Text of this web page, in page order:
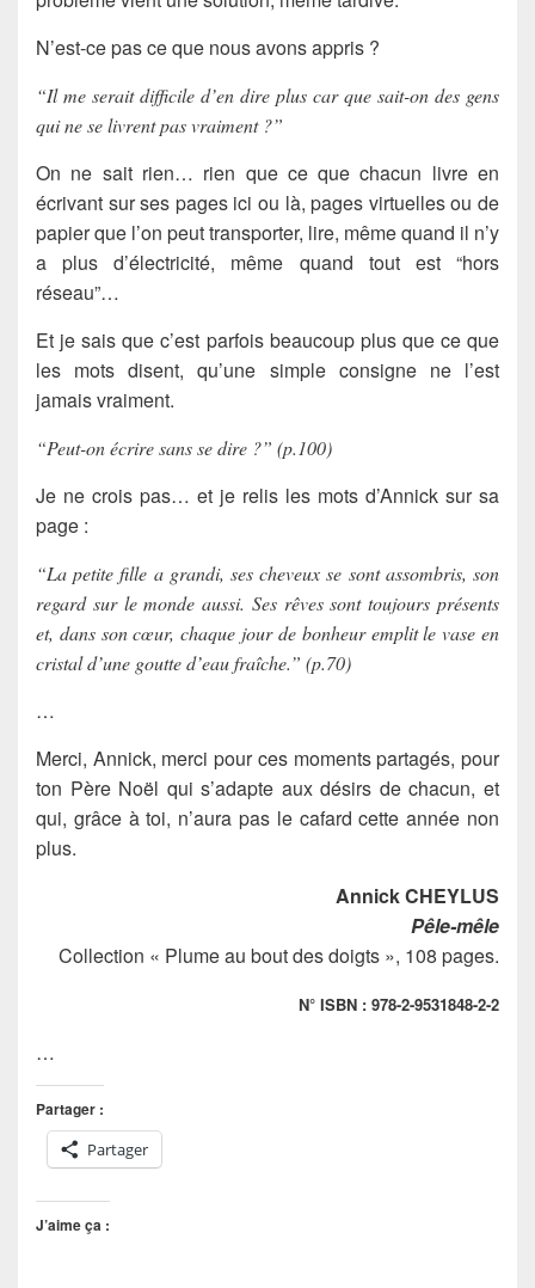
N’est-ce pas ce que nous avons appris ?
“Il me serait difficile d’en dire plus car que sait-on des gens
qui ne se livrent pas vraiment ?”
On ne sait rien… rien que ce que chacun livre en
écrivant sur ses pages ici ou là, pages virtuelles ou de
papier que l’on peut transporter, lire, même quand il n’y
a plus d’électricité, même quand tout est “hors
réseau”…
Et je sais que c’est parfois beaucoup plus que ce que
les mots disent, qu’une simple consigne ne l’est
jamais vraiment.
“Peut-on écrire sans se dire ?” (p.100)
Je ne crois pas… et je relis les mots d’Annick sur sa
page :
“La petite fille a grandi, ses cheveux se sont assombris, son
regard sur le monde aussi. Ses rêves sont toujours présents
et, dans son cœur, chaque jour de bonheur emplit le vase en
cristal d’une goutte d’eau fraîche.” (p.70)
…
Merci, Annick, merci pour ces moments partagés, pour
ton Père Noël qui s’adapte aux désirs de chacun, et
qui, grâce à toi, n’aura pas le cafard cette année non
plus.
Annick CHEYLUS
Pêle-mêle
Collection « Plume au bout des doigts », 108 pages.
N° ISBN : 978-2-9531848-2-2
…
Partager :
Partager
J’aime ça :